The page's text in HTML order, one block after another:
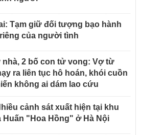
Tạm giữ đối tượng bạo hành
của người tình
nhà, 2 bố con tử vong: Vợ từ
ra liên tục hô hoán, khói cuồn
không ai dám lao cứu
cảnh sát xuất hiện tại khu
Huấn "Hoa Hồng" ở Hà Nội